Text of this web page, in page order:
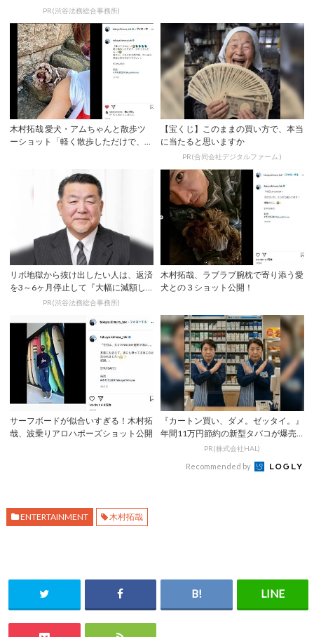
してから返済...PR(渋谷法務総合事務所)
木村拓哉 愛犬・アムちゃんと散歩ツ
ーショット「軽く散歩しただけで、汗
【宝くじ】このままの買い方で、本当
に当たると思いますか
PR(合同会社デジタルファーム )
リボ地獄から抜け出したい人は、返済
を3～6ヶ月停止して『大幅に減額し
てから返済す...PR(渋谷法務総合事務所)
木村拓哉、ラブラブ腕枕で寄り添う愛
犬との３ショット公開！
サーフボードが似合いすぎる！木村拓
哉、波乗りアロハポーズショット公開
『カートン買い、ダメ。ゼッタイ。』
年間11万円節約の新型タバコが爆売
PR(株式会社HAL)
Recommended by
ENTERTAINMENT 木村拓哉